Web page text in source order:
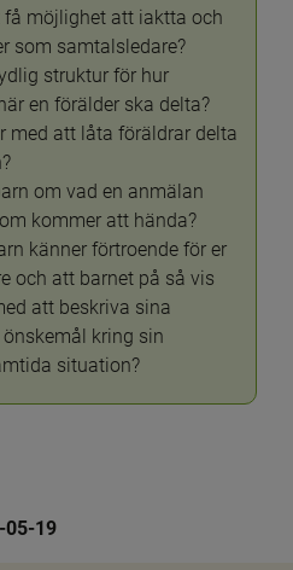
få möjlighet att iaktta och
som samtalsledare?
struktur för hur
en förälder ska delta?
med att låta föräldrar delta
om vad en anmälan
kommer att hända?
känner förtroende för er
och att barnet på så vis
att beskriva sina
kring sin
situation?
05-19